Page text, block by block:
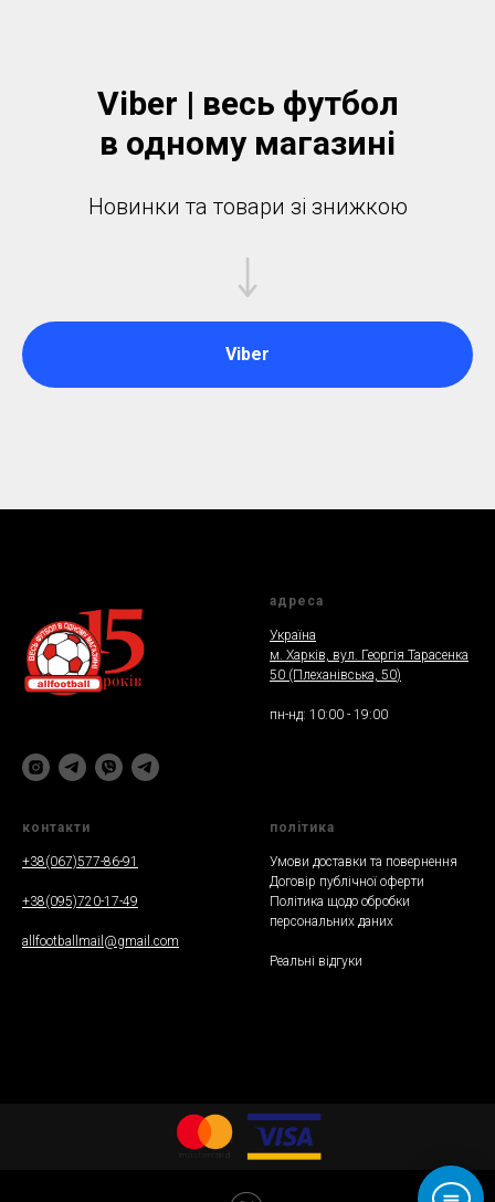
Viber | весь футбол
в одному магазинi
Новинки та товари зі знижкою
Viber
адреса
Україна
м. Харкiв, вул. Георгія Тарасенка
50 (Плеханiвська, 50)
пн-нд: 10:00 - 19:00
контакти
+38(067)577-86-91
+38(095)720-17-49
allfootballmail@gmail.com
полiтика
Умови доставки та повернення
Договір публічної оферти
Політика щодо обробки
персональних даних
Реальнi вiдгуки